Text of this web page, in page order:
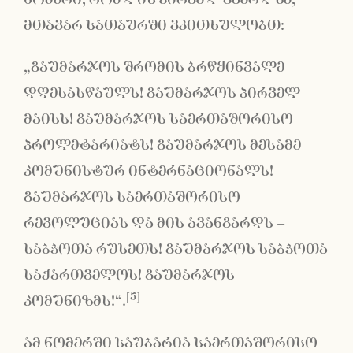
მთავარ სათაურში ვკითხულობთ:
„გაუმარჯოს შრომის ბრწყინვალე
დღესასწაულს! გაუმარჯოს პირველ
მაისს! გაუმარჯოს საერთაშორისო
პროლეტარიატს! გაუმარჯოს მესამე
კომუნისტურ ინტერნაციონალს!
გაუმარჯოს საერთაშორისო
რევოლუციას და მის ავანგარდს –
საბჭოთა რუსეთს! გაუმარჯოს საბჭოთა
საქართველოს! გაუმარჯოს
კომუნიზმს!“.[5]
ამ ნომერში საუბარია საერთაშორისო